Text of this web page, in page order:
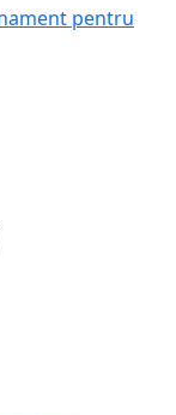
pentru